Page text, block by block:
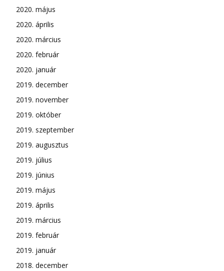
2020. május
2020. április
2020. március
2020. február
2020. január
2019. december
2019. november
2019. október
2019. szeptember
2019. augusztus
2019. július
2019. június
2019. május
2019. április
2019. március
2019. február
2019. január
2018. december